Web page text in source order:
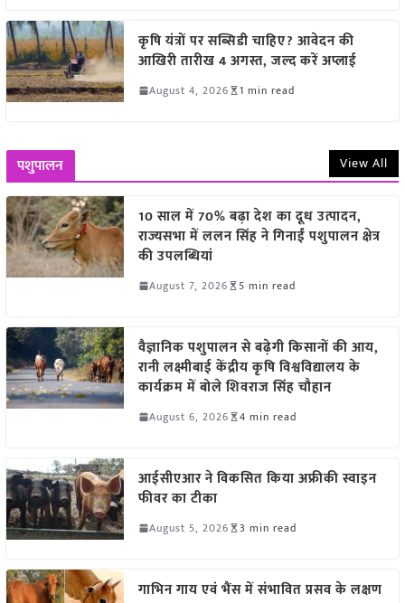
कृषि यंत्रों पर सब्सिडी चाहिए? आवेदन की
आखिरी तारीख 4 अगस्त, जल्द करें अप्लाई
August 4, 2026 1 min read
पशुपालन View All
10 साल में 70% बढ़ा देश का दूध उत्पादन,
राज्यसभा में ललन सिंह ने गिनाईं पशुपालन क्षेत्र
की उपलब्धियां
August 7, 2026 5 min read
वैज्ञानिक पशुपालन से बढ़ेगी किसानों की आय,
रानी लक्ष्मीबाई केंद्रीय कृषि विश्वविद्यालय के
कार्यक्रम में बोले शिवराज सिंह चौहान
August 6, 2026 4 min read
आईसीएआर ने विकसित किया अफ्रीकी स्वाइन
फीवर का टीका
August 5, 2026 3 min read
गाभिन गाय एवं भैंस में संभावित प्रसव के लक्षण